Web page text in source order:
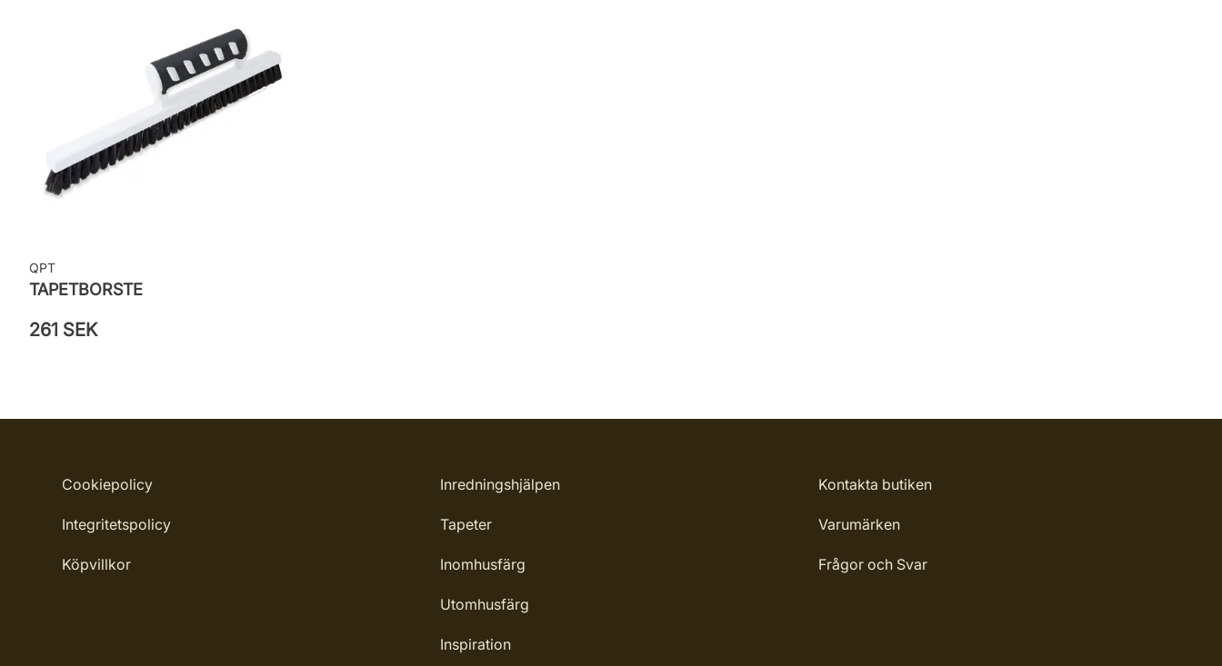
QPT
TAPETBORSTE
261 SEK
Cookiepolicy
Integritetspolicy
Köpvillkor
Inredningshjälpen
Tapeter
Inomhusfärg
Utomhusfärg
Inspiration
Kontakta butiken
Varumärken
Frågor och Svar